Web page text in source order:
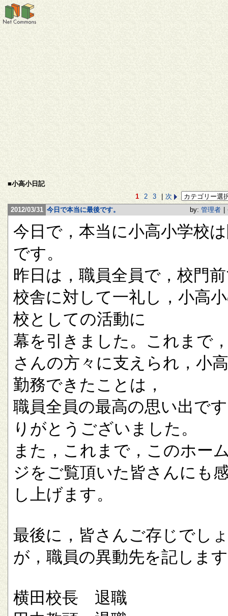
■小高小日記
1
2 3
次
2012/03/31 今日で本当に最後です。 by: 管理者
今日で，本当に小高小学校
です。
昨日は，職員全員で，校門
校舎に対して一礼し，小高
校としての活動に
幕を引きました。これまで
さんの方々に支えられ，小
勤務できたことは，
職員全員の最高の思い出で
りがとうございました。
また，これまで，このホー
ジをご覧頂いた皆さんにも
し上げます。
最後に，皆さんご存じでし
が，職員の異動先を記しま
横田校長 退職